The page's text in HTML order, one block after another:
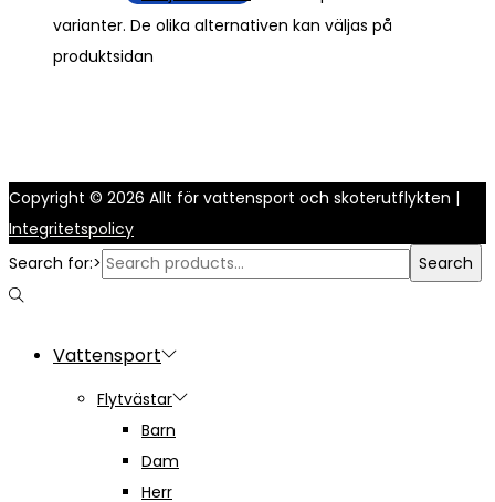
varianter. De olika alternativen kan väljas på
produktsidan
Copyright © 2026 Allt för vattensport och skoterutflykten |
Integritetspolicy
Search for:>
Search
Vattensport
Flytvästar
Barn
Dam
Herr